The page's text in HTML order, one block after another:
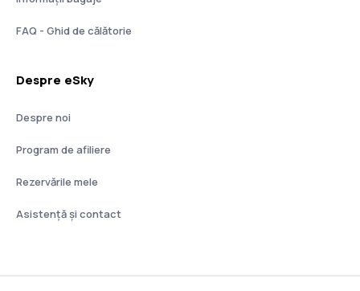
FAQ - Ghid de călătorie
Despre eSky
Despre noi
Program de afiliere
Rezervările mele
Asistenţă şi contact